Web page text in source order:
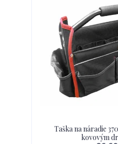
Taška na náradie
kovovým